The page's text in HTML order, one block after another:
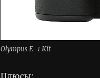
Olympus E-1 Kit
Плюсы: